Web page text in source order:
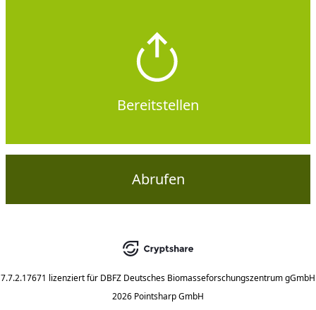
Bereitstellen
Abrufen
7.7.2.17671 lizenziert für DBFZ Deutsches Biomasseforschungszentrum gGmbH
2026 Pointsharp GmbH